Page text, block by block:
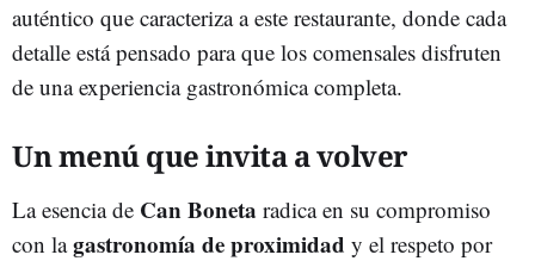
auténtico que caracteriza a este restaurante, donde cada
detalle está pensado para que los comensales disfruten
de una experiencia gastronómica completa.
Un menú que invita a volver
La esencia de Can Boneta radica en su compromiso
con lagastronomía de proximidad y el respeto por